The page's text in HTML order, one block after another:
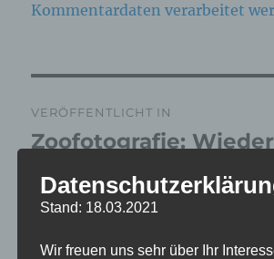
Kommentardaten verarbeitet
VERÖFFENTLICHT IN
Zoofotografie:
Grömitz am 16.04.2026
Stand: 18.03.2021
Wir freuen uns sehr über Ihr